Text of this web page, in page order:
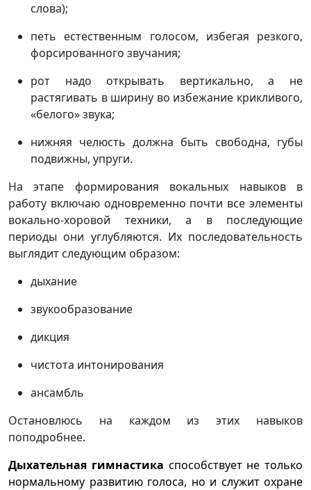
слова);
петь естественным голосом, избегая резкого,
форсированного звучания;
рот надо открывать вертикально, а не
растягивать в ширину во избежание крикливого,
«белого» звука;
нижняя челюсть должна быть свободна, губы
подвижны, упруги.
На этапе формирования вокальных навыков в
работу включаю одновременно почти все элементы
вокально-хоровой техники, а в последующие
периоды они углубляются. Их последовательность
выглядит следующим образом:
дыхание
звукообразование
дикция
чистота интонирования
ансамбль
Остановлюсь на каждом из этих навыков
поподробнее.
Дыхательная гимнастика способствует не только
нормальному развитию голоса, но и служит охране